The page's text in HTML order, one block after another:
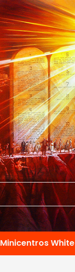
Minicentros White